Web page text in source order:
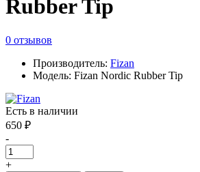
Rubber Tip
0 отзывов
Производитель: Fizan
Модель: Fizan Nordic Rubber Tip
Есть в наличии
650 ₽
-
+